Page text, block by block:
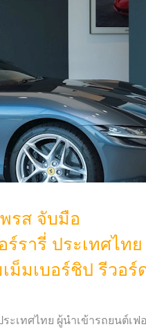
รส จับมือ
ร์รารี่ ประเทศไทย
ม็มเบอร์ชิป รีวอร์
ะเทศไทย ผู้นำเข้ารถยนต์เฟ